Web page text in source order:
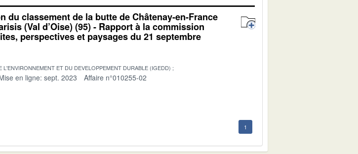
du classement de la butte de Châtenay-en-France
(Val d’Oise) (95) - Rapport à la commission
perspectives et paysages du 21 septembre
L'ENVIRONNEMENT ET DU DEVELOPPEMENT DURABLE (IGEDD)
en ligne: sept. 2023 Affaire n°010255-02
1